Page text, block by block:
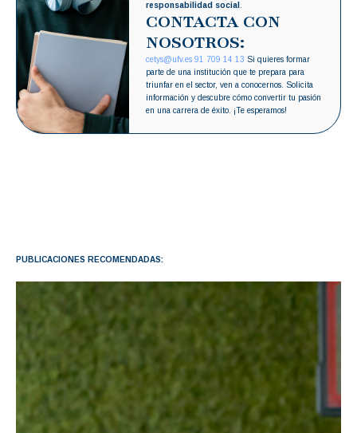
responsabilidad social
CONTACTA CON
NOSOTROS:
cetys@ufv.es 91 709 14 13 Si quieres formar
parte de una institución que te prepara para
triunfar en el sector, ven a conocernos. Solicita
información y descubre cómo convertir tu pasión
en una carrera de éxito. ¡Te esperamos!
PUBLICACIONES RECOMENDADAS: